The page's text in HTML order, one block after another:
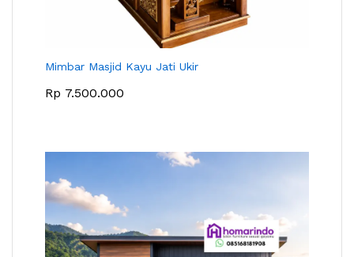
Mimbar Masjid Kayu Jati Ukir
Rp 7.500.000